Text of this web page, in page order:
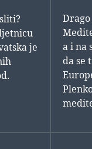
je
a i na
da se